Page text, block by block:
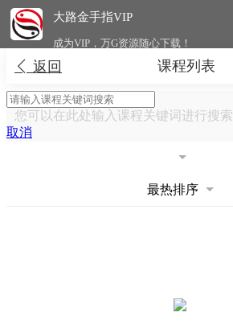
大路金手指VIP
成为VIP，万G资源随心下载！
 返回 课程列表
您可以在此处输入课程关键词进行搜索
取消
最热排序